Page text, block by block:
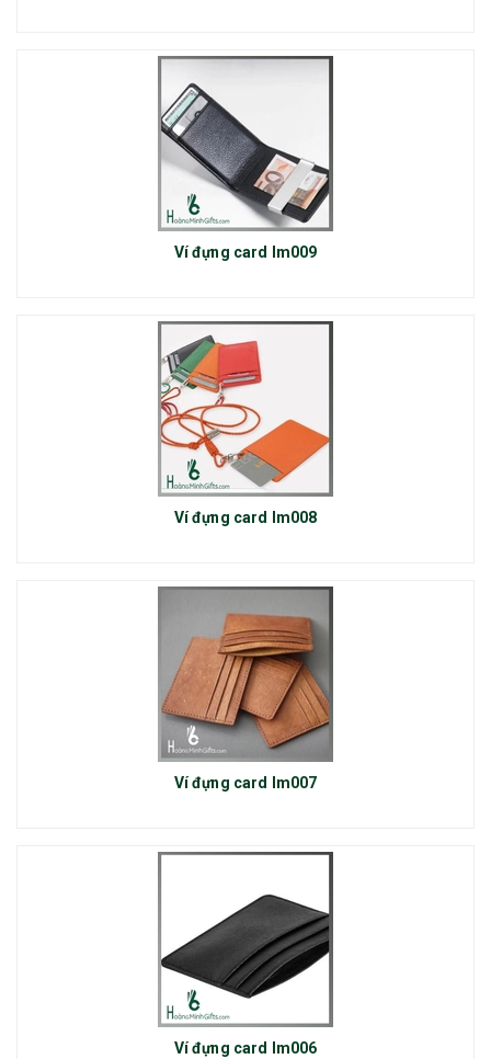
Ví đựng card lm009
Ví đựng card lm008
Ví đựng card lm007
Ví đựng card lm006